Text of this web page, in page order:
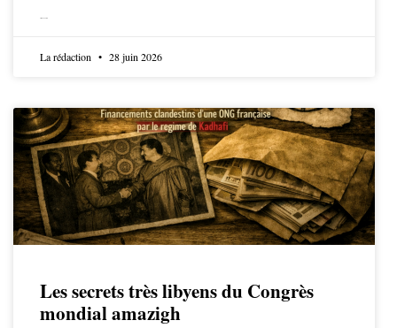
La rédaction 28 juin 2026
Les secrets très libyens du Congrès
mondial amazigh